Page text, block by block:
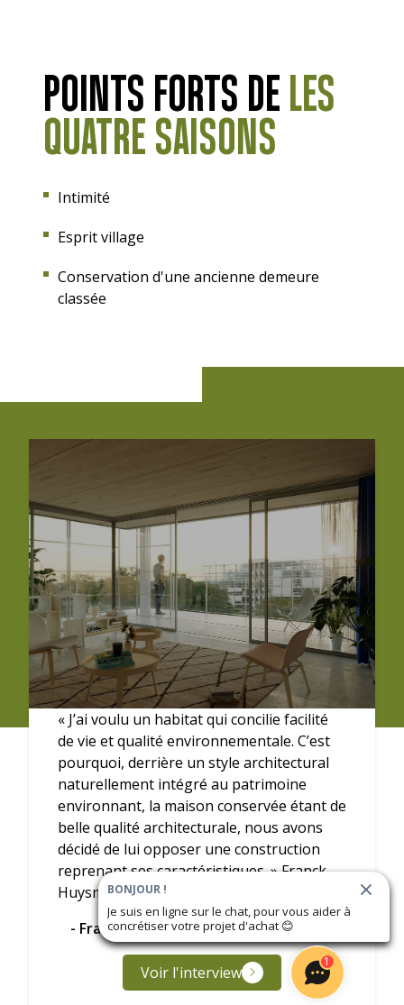
POINTS FORTS DE LES
QUATRE SAISONS
Intimité
Esprit village
Conservation d'une ancienne demeure
classée
« J’ai voulu un habitat qui concilie facilité
de vie et qualité environnementale. C’est
pourquoi, derrière un style architectural
naturellement intégré au patrimoine
environnant, la maison conservée étant de
belle qualité architecturale, nous avons
décidé de lui opposer une construction
reprenant ses caractéristiques. » Franck
Huysmans, Agence H&A Architecture
- Franck Huysmans, H&A Architecture
Voir l'interview
1
BONJOUR !
Je suis en ligne sur le chat, pour vous aider à
concrétiser votre projet d'achat 😊